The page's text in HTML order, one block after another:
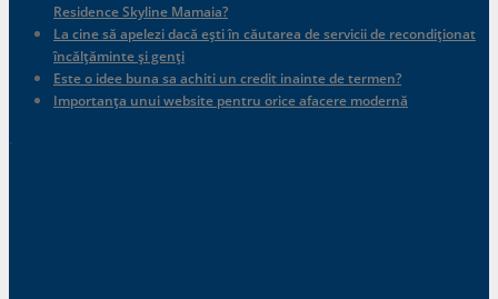
Residence Skyline Mamaia?
La cine să apelezi dacă ești în căutarea de servicii de recondiționat
încălțăminte și genți
Este o idee buna sa achiti un credit inainte de termen?
Importanța unui website pentru orice afacere modernă
.